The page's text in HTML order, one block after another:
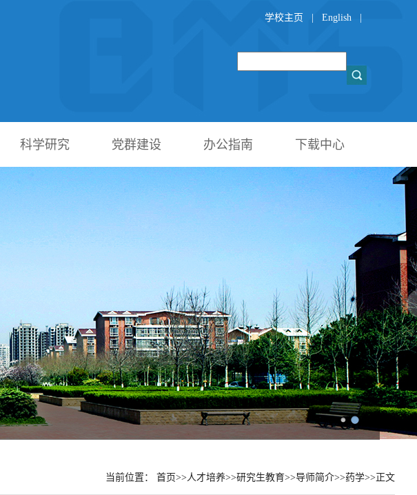
学校主页 English
科学研究 党群建设 办公指南 下载中心
当前位置： 首页>>人才培养>>研究生教育>>导师简介>>药学>> 正文